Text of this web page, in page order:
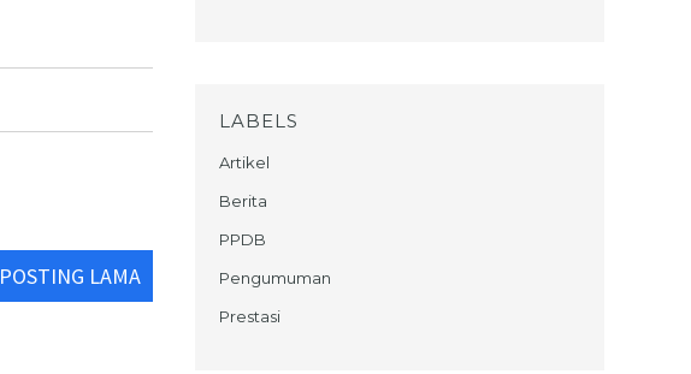
POSTING LAMA
LABELS
Artikel
Berita
PPDB
Pengumuman
Prestasi